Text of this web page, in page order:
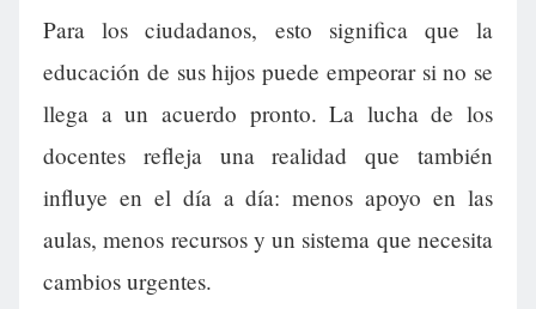
Para los ciudadanos, esto significa que la
educación de sus hijos puede empeorar si no se
llega a un acuerdo pronto. La lucha de los
docentes refleja una realidad que también
influye en el día a día: menos apoyo en las
aulas, menos recursos y un sistema que necesita
cambios urgentes.